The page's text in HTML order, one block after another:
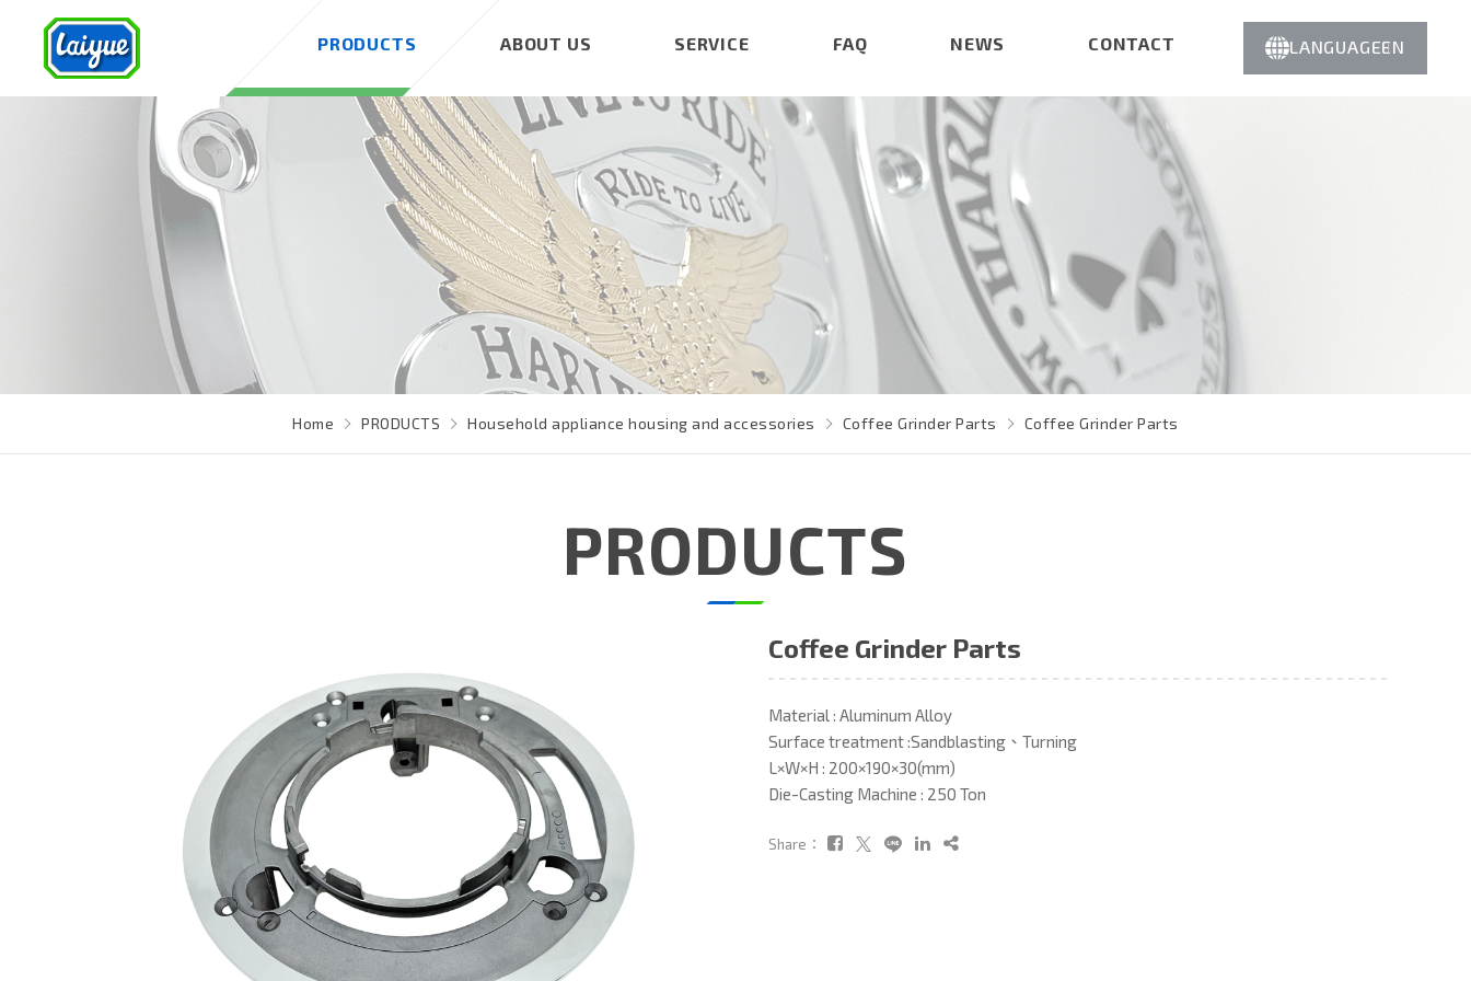
PRODUCTS ABOUT US SERVICE FAQ NEWS CONTACT LANGUAGEEN
Home PRODUCTS Household appliance housing and accessories Coffee Grinder Parts Coffee Grinder Parts
PRODUCTS
Coffee Grinder Parts
Material : Aluminum Alloy
Surface treatment :Sandblasting、Turning
L×W×H : 200×190×30(mm)
Die-Casting Machine : 250 Ton
Share：